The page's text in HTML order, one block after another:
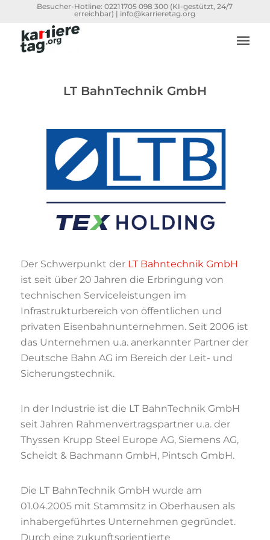
Besucher-Hotline:0221 1705 098 300 (KI-gestützt, 24/7
erreichbar) | info@karrieretag.org
LT BahnTechnik GmbH
Der Schwerpunkt der LT Bahntechnik GmbH
ist seit über 20 Jahren die Erbringung von
technischen Serviceleistungen im
Infrastrukturbereich von öffentlichen und
privaten Eisenbahnunternehmen. Seit 2006 ist
das Unternehmen u.a. anerkannter Partner der
Deutsche Bahn AG im Bereich der Leit- und
Sicherungstechnik.
In der Industrie ist die LT BahnTechnik GmbH
seit Jahren Rahmenvertragspartner u.a. der
Thyssen Krupp Steel Europe AG, Siemens AG,
Scheidt & Bachmann GmbH, Pintsch GmbH.
Die LT BahnTechnik GmbH wurde am
01.04.2005 mit Stammsitz in Oberhausen als
inhabergeführtes Unternehmen gegründet.
Durch eine zukunftsorientierte